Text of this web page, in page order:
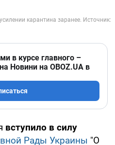
в курсе главного –
Новини на OBOZ.UA в
вступило в силу
Рады Украины "О